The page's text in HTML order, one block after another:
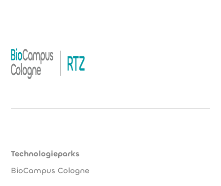
Technologieparks
BioCampus Cologne